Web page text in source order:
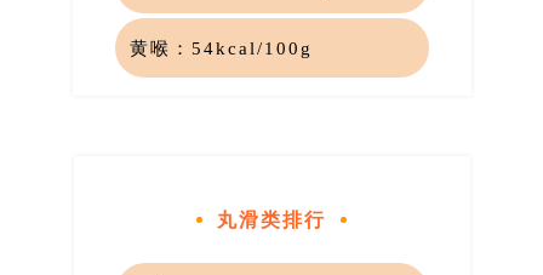
黄喉： 54kcal/100g
丸滑类排行